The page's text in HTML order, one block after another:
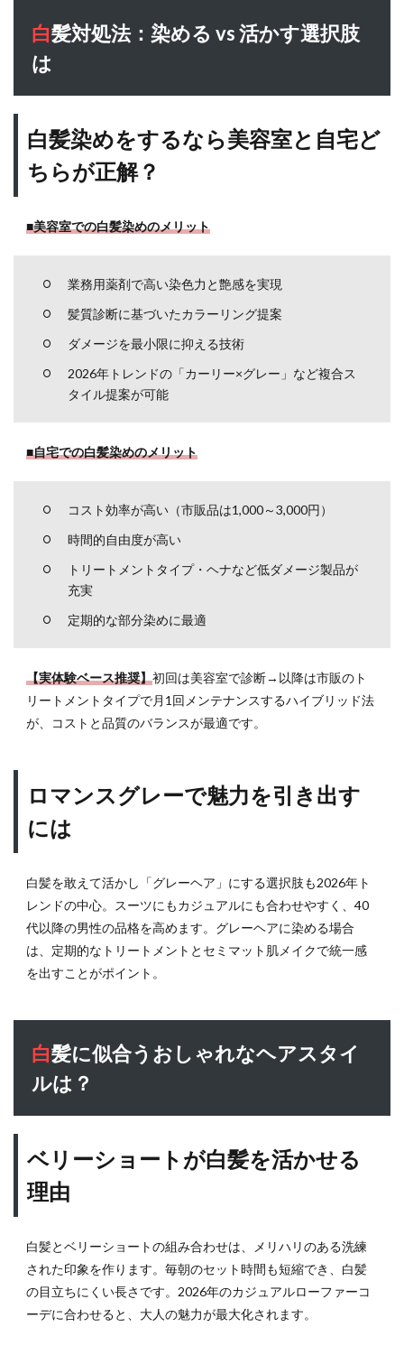
を引
白髪
合う
なヘ
ル
ベリ
ーシ
ョー
トが
かせ
カー
リー
ヘア
で白
髪を
くす
法
白髪
法：
は避
けよ
う
6.1
白髪
ぜNG
なの
か
問
（FAQ）
なの
に白
髪が
増え
白髪対処法：染める vs 活かす選択肢
は
白髪染めをするなら美容室と自宅ど
ちらが正解？
■美容室での白髪染めのメリット
業務用薬剤で高い染色力と艶感を実現
髪質診断に基づいたカラーリング提案
ダメージを最小限に抑える技術
2026年トレンドの「カーリー×グレー」など複合ス
タイル提案が可能
■自宅での白髪染めのメリット
コスト効率が高い（市販品は1,000～3,000円）
時間的自由度が高い
トリートメントタイプ・ヘナなど低ダメージ製品が
充実
定期的な部分染めに最適
【実体験ベース推奨】初回は美容室で診断→以降は市販のト
リートメントタイプで月1回メンテナンスするハイブリッド法
が、コストと品質のバランスが最適です。
ロマンスグレーで魅力を引き出す
には
白髪を敢えて活かし「グレーヘア」にする選択肢も2026年ト
レンドの中心。スーツにもカジュアルにも合わせやすく、40
代以降の男性の品格を高めます。グレーヘアに染める場合
は、定期的なトリートメントとセミマット肌メイクで統一感
を出すことがポイント。
白髪に似合うおしゃれなヘアスタイ
ルは？
ベリーショートが白髪を活かせる
理由
白髪とベリーショートの組み合わせは、メリハリのある洗練
された印象を作ります。毎朝のセット時間も短縮でき、白髪
の目立ちにくい長さです。2026年のカジュアルローファーコ
ーデに合わせると、大人の魅力が最大化されます。